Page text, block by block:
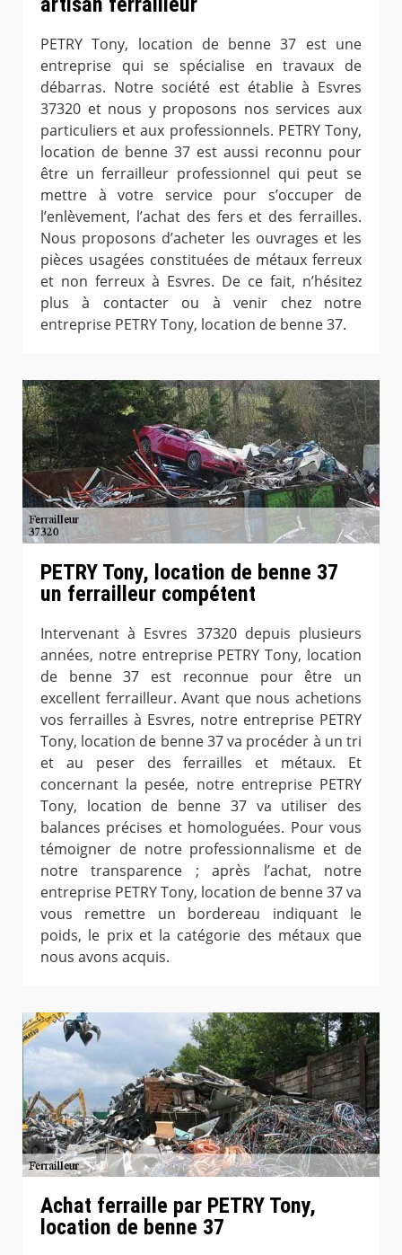
PETRY Tony, location de benne 37 est une
entreprise qui se spécialise en travaux de
débarras. Notre société est établie à Esvres
37320 et nous y proposons nos services aux
particuliers et aux professionnels. PETRY Tony,
location de benne 37 est aussi reconnu pour
être un ferrailleur professionnel qui peut se
mettre à votre service pour s’occuper de
l’enlèvement, l’achat des fers et des ferrailles.
Nous proposons d’acheter les ouvrages et les
pièces usagées constituées de métaux ferreux
et non ferreux à Esvres. De ce fait, n’hésitez
plus à contacter ou à venir chez notre
entreprise PETRY Tony, location de benne 37.
PETRY Tony, location de benne 37
un ferrailleur compétent
Intervenant à Esvres 37320 depuis plusieurs
années, notre entreprise PETRY Tony, location
de benne 37 est reconnue pour être un
excellent ferrailleur. Avant que nous achetions
vos ferrailles à Esvres, notre entreprise PETRY
Tony, location de benne 37 va procéder à un tri
et au peser des ferrailles et métaux. Et
concernant la pesée, notre entreprise PETRY
Tony, location de benne 37 va utiliser des
balances précises et homologuées. Pour vous
témoigner de notre professionnalisme et de
notre transparence ; après l’achat, notre
entreprise PETRY Tony, location de benne 37 va
vous remettre un bordereau indiquant le
poids, le prix et la catégorie des métaux que
nous avons acquis.
Achat ferraille par PETRY Tony,
location de benne 37